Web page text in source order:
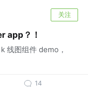
关注
app？！
线图组件 demo，
14